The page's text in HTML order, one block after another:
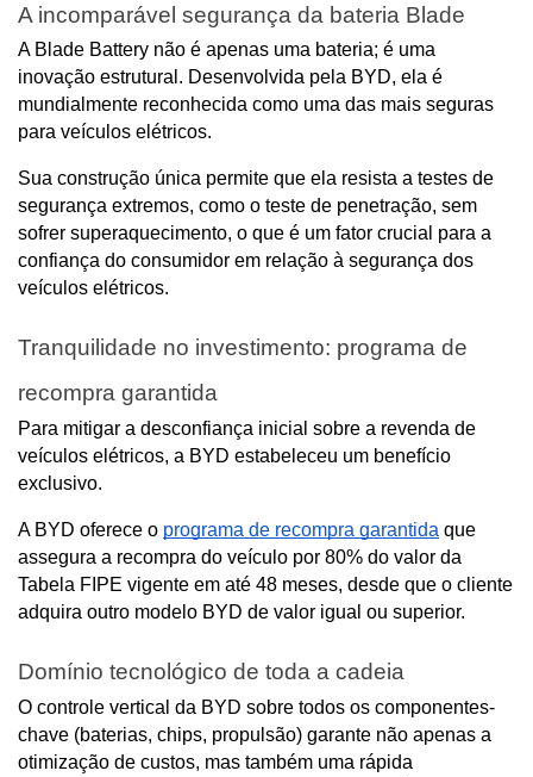
A incomparável segurança da bateria Blade
A Blade Battery não é apenas uma bateria; é uma
inovação estrutural. Desenvolvida pela BYD, ela é
mundialmente reconhecida como uma das mais seguras
para veículos elétricos.
Sua construção única permite que ela resista a testes de
segurança extremos, como o teste de penetração, sem
sofrer superaquecimento, o que é um fator crucial para a
confiança do consumidor em relação à segurança dos
veículos elétricos.
Tranquilidade no investimento: programa de
recompra garantida
Para mitigar a desconfiança inicial sobre a revenda de
veículos elétricos, a BYD estabeleceu um benefício
exclusivo.
A BYD oferece o programa de recompra garantida que
assegura a recompra do veículo por 80% do valor da
Tabela FIPE vigente em até 48 meses, desde que o cliente
adquira outro modelo BYD de valor igual ou superior.
Domínio tecnológico de toda a cadeia
O controle vertical da BYD sobre todos os componentes-
chave (baterias, chips, propulsão) garante não apenas a
otimização de custos, mas também uma rápida